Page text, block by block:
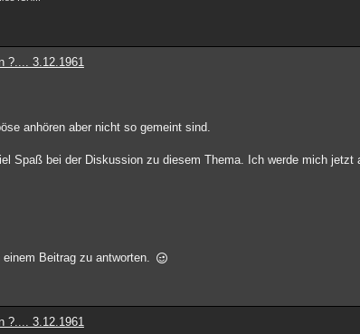
?.... 3.12.1961
anhören aber nicht so gemeint sind.
Spaß bei der Diskussion zu diesem Thema. Ich werde mich jetzt
Beitrag zu antworten.
?.... 3.12.1961